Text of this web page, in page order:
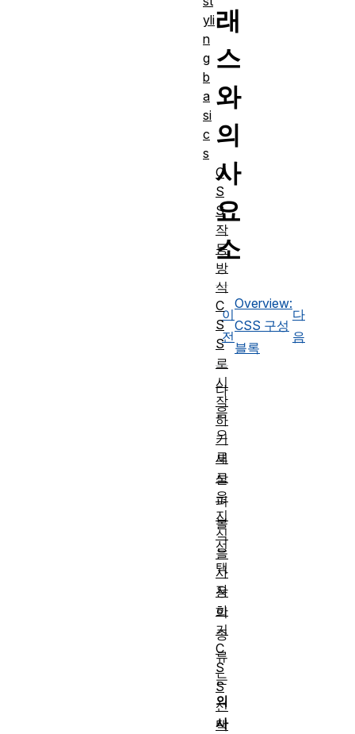
래
스
와
의
사
요
소
이
전
Overview:
CSS 구성
블록
다
음
다
음
으
로
살
펴
볼
선
택
자
의
종
류
는
의
사
yli
n
g
b
a
si
c
s
C
S
S
작
동
방
식
C
S
S
로
시
작
하
기
새
로
운
지
식
을
사
용
하
기
C
S
S
선
택